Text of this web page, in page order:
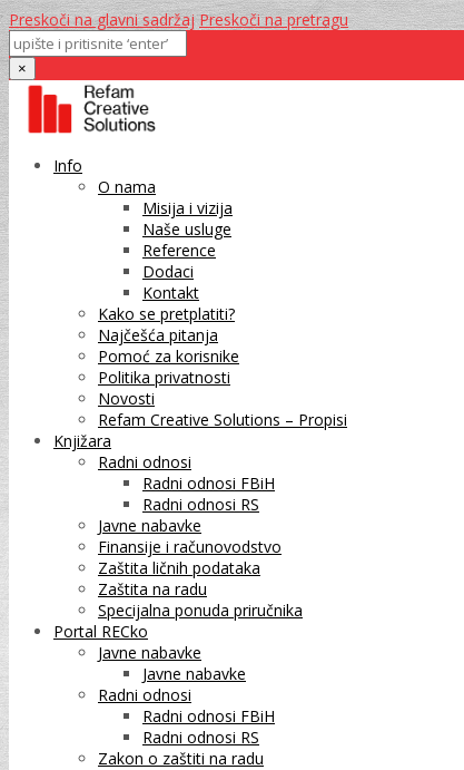
Preskoči na glavni sadržaj Preskoči na pretragu
×
Info
O nama
Misija i vizija
Naše usluge
Reference
Dodaci
Kontakt
Kako se pretplatiti?
Najčešća pitanja
Pomoć za korisnike
Politika privatnosti
Novosti
Refam Creative Solutions – Propisi
Knjižara
Radni odnosi
Radni odnosi FBiH
Radni odnosi RS
Javne nabavke
Finansije i računovodstvo
Zaštita ličnih podataka
Zaštita na radu
Specijalna ponuda priručnika
Portal RECko
Javne nabavke
Javne nabavke
Radni odnosi
Radni odnosi FBiH
Radni odnosi RS
Zakon o zaštiti na radu